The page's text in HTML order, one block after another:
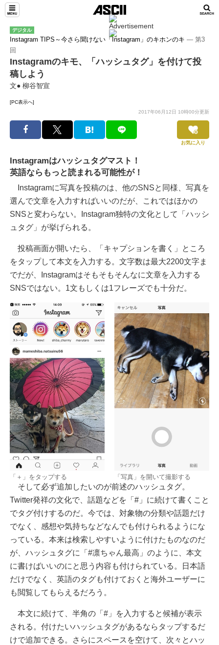
デジタル
Instagram TIPS～今さら聞けない「Instagram」のキホンのキ ― 第3
回
Instagramのキモ、「ハッシュタグ」を付けて投
稿しよう
文● 柳谷智宣
[PC表示へ]
2017年06月12日 10時00分更新
お気に入り
Instagramはハッシュタグマスト！
英語ならもっと読まれる可能性が！
Instagramに写真を投稿のは、他のSNSと同様、写真を
選んで文章を入力すればいいのだが、これではほかの
SNSと変わらない。Instagram独特の文化として「ハッシ
ュタグ」が挙げられる。
投稿画面が開いたら、「キャプションを書く」ところ
をタップして本文を入力する。文字数は最大2200文字ま
でだが、Instagramはそもそもそんなに文章を入力する
SNSではない。1文もしくは1フレーズでも十分だ。
「＋」をタップする 「写真」を開いて撮影する
そして必ず追加したいのが前述のハッシュタグ。
Twitter発祥の文化で、話題などを「#」に続けて書くこと
でタグ付けするのだ。今では、対象物の分類や話題だけ
でなく、感想や気持ちなどなんでも付けられるようにな
っている。本来は検索しやすいように付けたものなのだ
が、ハッシュタグに「#凛ちゃん最高」のように、本文
に書けばいいのにと思う内容も付けられている。日本語
だけでなく、英語のタグも付けておくと海外ユーザーに
も閲覧してもらえるだろう。
本文に続けて、半角の「#」を入力すると候補が表示
される。付けたいハッシュタグがあるならタップするだ
けで追加できる。さらにスペースを空けて、次々とハッ